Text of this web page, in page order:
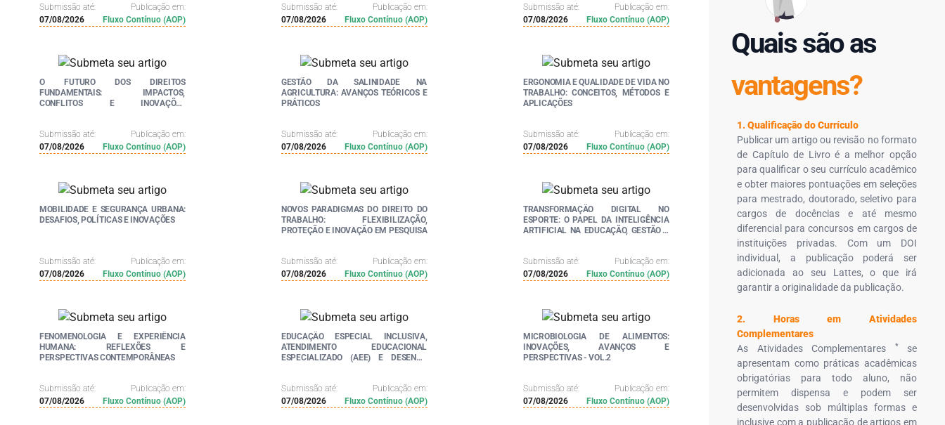
Submissão até:
Publicação em:
07/08/2026
Fluxo Contínuo (AOP)
Submissão até:
Publicação em:
07/08/2026
Fluxo Contínuo (AOP)
Submissão até:
Publicação em:
07/08/2026
Fluxo Contínuo (AOP)
O FUTURO DOS DIREITOS
FUNDAMENTAIS: IMPACTOS,
CONFLITOS E INOVAÇÕES
Submissão até:
Publicação em:
07/08/2026
Fluxo Contínuo (AOP)
GESTÃO DA SALINIDADE NA
AGRICULTURA: AVANÇOS TEÓRICOS E
PRÁTICOS
Submissão até:
Publicação em:
07/08/2026
Fluxo Contínuo (AOP)
ERGONOMIA E QUALIDADE DE VIDA NO
TRABALHO: CONCEITOS, MÉTODOS E
APLICAÇÕES
Submissão até:
Publicação em:
07/08/2026
Fluxo Contínuo (AOP)
MOBILIDADE E SEGURANÇA URBANA:
DESAFIOS, POLÍTICAS E INOVAÇÕES
Submissão até:
Publicação em:
07/08/2026
Fluxo Contínuo (AOP)
NOVOS PARADIGMAS DO DIREITO DO
TRABALHO: FLEXIBILIZAÇÃO,
PROTEÇÃO E INOVAÇÃO EM PESQUISA
Submissão até:
Publicação em:
07/08/2026
Fluxo Contínuo (AOP)
TRANSFORMAÇÃO DIGITAL NO
ESPORTE: O PAPEL DA INTELIGÊNCIA
ARTIFICIAL NA EDUCAÇÃO, GESTÃO E
Submissão até:
Publicação em:
07/08/2026
Fluxo Contínuo (AOP)
FENOMENOLOGIA E EXPERIÊNCIA
HUMANA: REFLEXÕES E
PERSPECTIVAS CONTEMPORÂNEAS
Submissão até:
Publicação em:
07/08/2026
Fluxo Contínuo (AOP)
EDUCAÇÃO ESPECIAL INCLUSIVA,
ATENDIMENTO EDUCACIONAL
ESPECIALIZADO (AEE) E DESENHO
Submissão até:
Publicação em:
07/08/2026
Fluxo Contínuo (AOP)
MICROBIOLOGIA DE ALIMENTOS:
INOVAÇÕES, AVANÇOS E
PERSPECTIVAS - VOL.2
Submissão até:
Publicação em:
07/08/2026
Fluxo Contínuo (AOP)
Quais são as
vantagens?
1. Qualificação do Currículo
Publicar um artigo ou revisão no formato
de Capítulo de Livro é a melhor opção
para qualificar o seu currículo acadêmico
e obter maiores pontuações em seleções
para mestrado, doutorado, seletivo para
cargos de docências e até mesmo
diferencial para concursos em cargos de
instituições privadas. Com um DOI
individual, a publicação poderá ser
adicionada ao seu Lattes, o que irá
garantir a originalidade da publicação.
2. Horas em Atividades
Complementares
As Atividades Complementares
*se
apresentam como práticas acadêmicas
obrigatórias para todo aluno, não
permitem dispensa e podem ser
desenvolvidas sob múltiplas formas e
inclusive com a publicação de artigos em